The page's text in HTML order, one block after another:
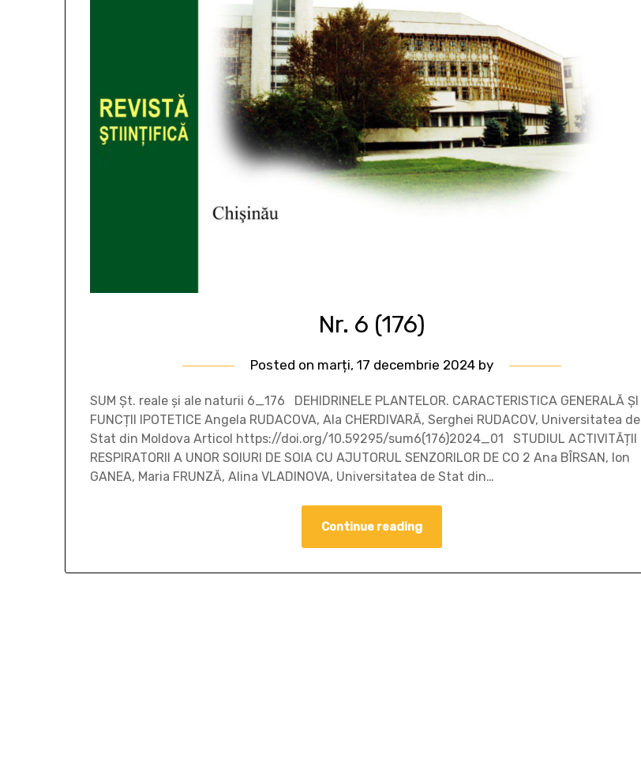
Nr. 6 (176)
Posted on marți, 17 decembrie 2024 by
SUM Șt. reale și ale naturii 6_176 DEHIDRINELE PLANTELOR. CARACTERISTICA GENERALĂ ȘI
FUNCȚII IPOTETICE Angela RUDACOVA, Ala CHERDIVARĂ, Serghei RUDACOV, Universitatea de
Stat din Moldova Articol https://doi.org/10.59295/sum6(176)2024_01 STUDIUL ACTIVITĂȚII
RESPIRATORII A UNOR SOIURI DE SOIA CU AJUTORUL SENZORILOR DE CO 2 Ana BÎRSAN, Ion
GANEA, Maria FRUNZĂ, Alina VLADINOVA, Universitatea de Stat din…
Continue reading